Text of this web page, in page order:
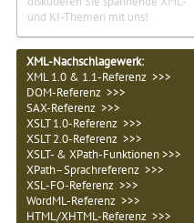
und KI-Themen mit uns!
XML-Nachschlagewerk:
XML 1.0 & 1.1-Referenz >>>
DOM-Referenz >>>
SAX-Referenz >>>
XSLT 1.0-Referenz >>>
XSLT 2.0-Referenz >>>
XSLT- & XPath-Funktionen >>>
XPath–Sprachreferenz >>>
XSL-FO-Referenz >>>
WordML-Referenz >>>
HTML/XHTML-Referenz >>>